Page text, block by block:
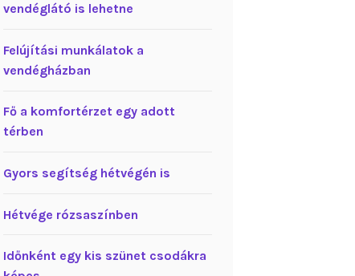
vendéglátó is lehetne
Felújítási munkálatok a
vendégházban
Fő a komfortérzet egy adott
térben
Gyors segítség hétvégén is
Hétvége rózsaszínben
Időnként egy kis szünet csodákra